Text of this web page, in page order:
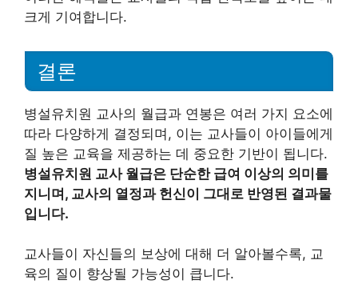
크게 기여합니다.
결론
병설유치원 교사의 월급과 연봉은 여러 가지 요소에
따라 다양하게 결정되며, 이는 교사들이 아이들에게
질 높은 교육을 제공하는 데 중요한 기반이 됩니다.
병설유치원 교사 월급은 단순한 급여 이상의 의미를
지니며, 교사의 열정과 헌신이 그대로 반영된 결과물
입니다.
교사들이 자신들의 보상에 대해 더 알아볼수록, 교
육의 질이 향상될 가능성이 큽니다.